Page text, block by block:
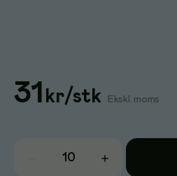
31 kr/stk Ekskl. moms